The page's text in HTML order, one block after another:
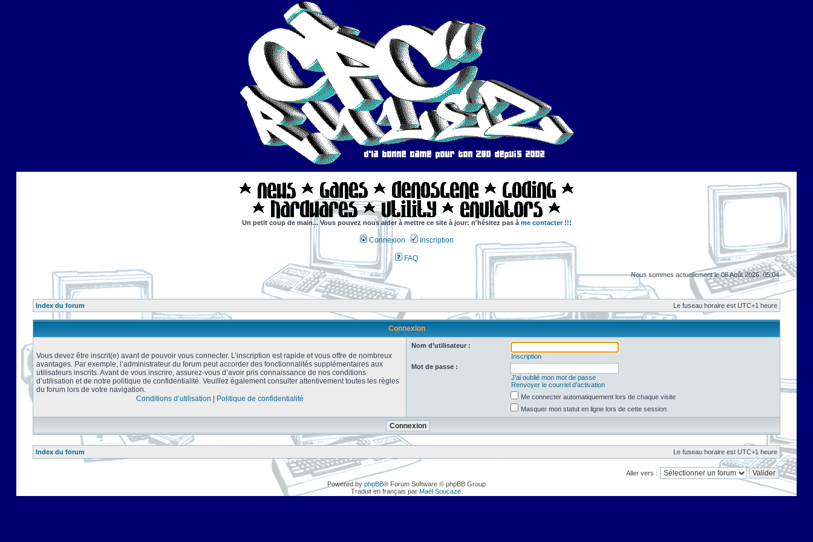
Un petit coup de main... Vous pouvez nous aider à mettre ce site à jour: n'hésitez pas à me contacter !!!
Connexion Inscription
FAQ
Nous sommes actuellement le 08 Août 2026, 05:04
Index du forum Le fuseau horaire est UTC+1 heure
Connexion
Vous devez être inscrit(e) avant de pouvoir vous connecter. L’inscription est rapide et vous offre de nombreux
avantages. Par exemple, l’administrateur du forum peut accorder des fonctionnalités supplémentaires aux
utilisateurs inscrits. Avant de vous inscrire, assurez-vous d’avoir pris connaissance de nos conditions
d’utilisation et de notre politique de confidentialité. Veuillez également consulter attentivement toutes les règles
du forum lors de votre navigation.
Conditions d’utilisation
Politique de confidentialité
Nom d’utilisateur :
Inscription
Mot de passe :
J’ai oublié mon mot de passe
Renvoyer le courriel d’activation
Me connecter automatiquement lors de chaque visite
Masquer mon statut en ligne lors de cette session
Index du forum Le fuseau horaire est UTC+1 heure
Aller vers :
Powered by phpBB® Forum Software © phpBB Group
Traduit en français par Maël Soucaze.